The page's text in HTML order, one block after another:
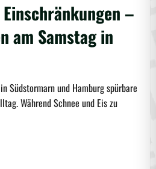
–
am Samstag in
Südstormarn und Hamburg spürbare
Während Schnee und Eis zu